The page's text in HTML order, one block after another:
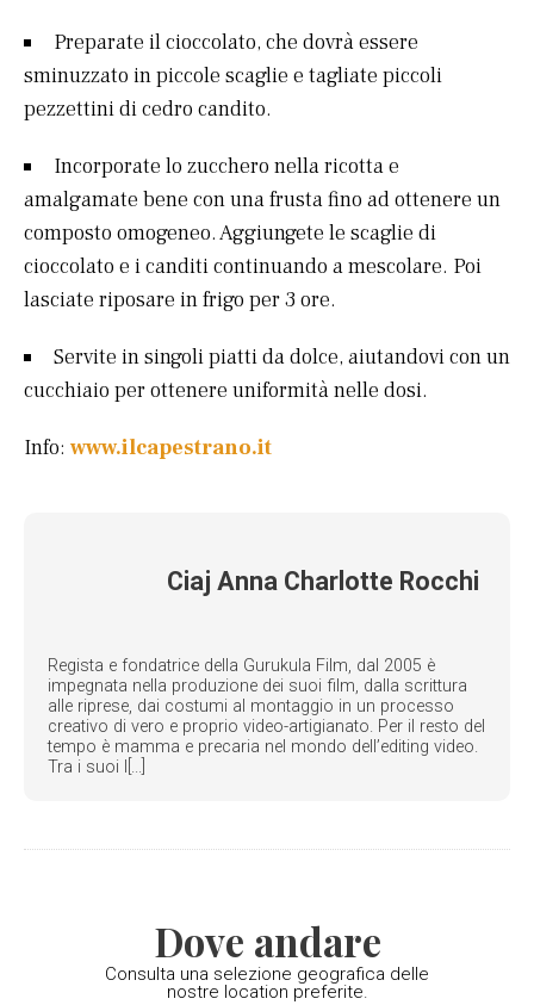
Preparate il cioccolato, che dovrà essere
sminuzzato in piccole scaglie e tagliate piccoli
pezzettini di cedro candito.
Incorporate lo zucchero nella ricotta e
amalgamate bene con una frusta fino ad ottenere un
composto omogeneo. Aggiungete le scaglie di
cioccolato e i canditi continuando a mescolare. Poi
lasciate riposare in frigo per 3 ore.
Servite in singoli piatti da dolce, aiutandovi con un
cucchiaio per ottenere uniformità nelle dosi.
Info: www.ilcapestrano.it
Ciaj Anna Charlotte Rocchi
Regista e fondatrice della Gurukula Film, dal 2005 è
impegnata nella produzione dei suoi film, dalla scrittura
alle riprese, dai costumi al montaggio in un processo
creativo di vero e proprio video-artigianato. Per il resto del
tempo è mamma e precaria nel mondo dell’editing video.
Tra i suoi l[...]
Dove andare
Consulta una selezione geografica delle
nostre location preferite.